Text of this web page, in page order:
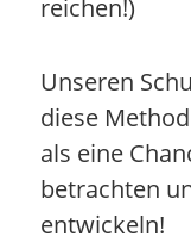
reichen!)
Unseren
diese
als eine
betrachten
entwickeln!